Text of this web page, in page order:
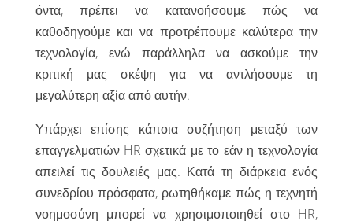
όντα, πρέπει να κατανοήσουμε πώς να
καθοδηγούμε και να προτρέπουμε καλύτερα την
τεχνολογία, ενώ παράλληλα να ασκούμε την
κριτική μας σκέψη για να αντλήσουμε τη
μεγαλύτερη αξία από αυτήν.
Υπάρχει επίσης κάποια συζήτηση μεταξύ των
επαγγελματιών HR σχετικά με το εάν η τεχνολογία
απειλεί τις δουλειές μας. Κατά τη διάρκεια ενός
συνεδρίου πρόσφατα, ρωτηθήκαμε πώς η τεχνητή
νοημοσύνη μπορεί να χρησιμοποιηθεί στο HR,